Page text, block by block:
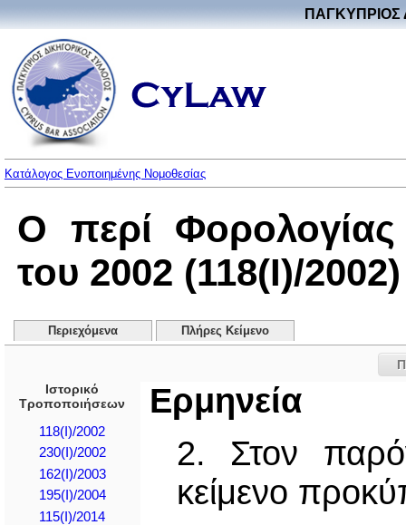
ΠΑΓΚΥΠΡΙΟΣ
Κατάλογος Ενοποιημένης Νομοθεσίας
Ο περί
του 2002 (118(I)/2002)
Περιεχόμενα Πλήρες Κείμενο
Ιστορικό
Τροποποιήσεων
118(I)/2002
230(I)/2002
162(I)/2003
195(I)/2004
115(Ι)/2014
Ερμηνεία
2. Στον
κείμενο